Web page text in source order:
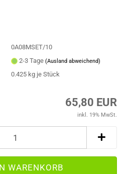
0A08MSET/10
2-3 Tage (Ausland abweichend)
0.425kg je Stück
65,80 EUR
inkl. 19% MwSt.